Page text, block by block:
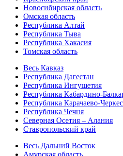
Новосибирская область
Омская область
Республика Алтай
Республика Тыва
Республика Хакасия
Томская область
Весь Кавказ
Республика Дагестан
Республика Ингушетия
Республика Кабардино-
Республика Карачаево-
Республика Чечня
Северная Осетия – Алания
Ставропольский край
Весь Дальний Восток
Амурская область